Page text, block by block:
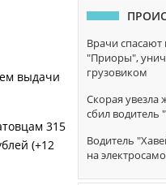
выдачи
315
(+12
Врачи спасают
"Приоры",
грузовиком
Скорая
сбил водитель
Водитель
на